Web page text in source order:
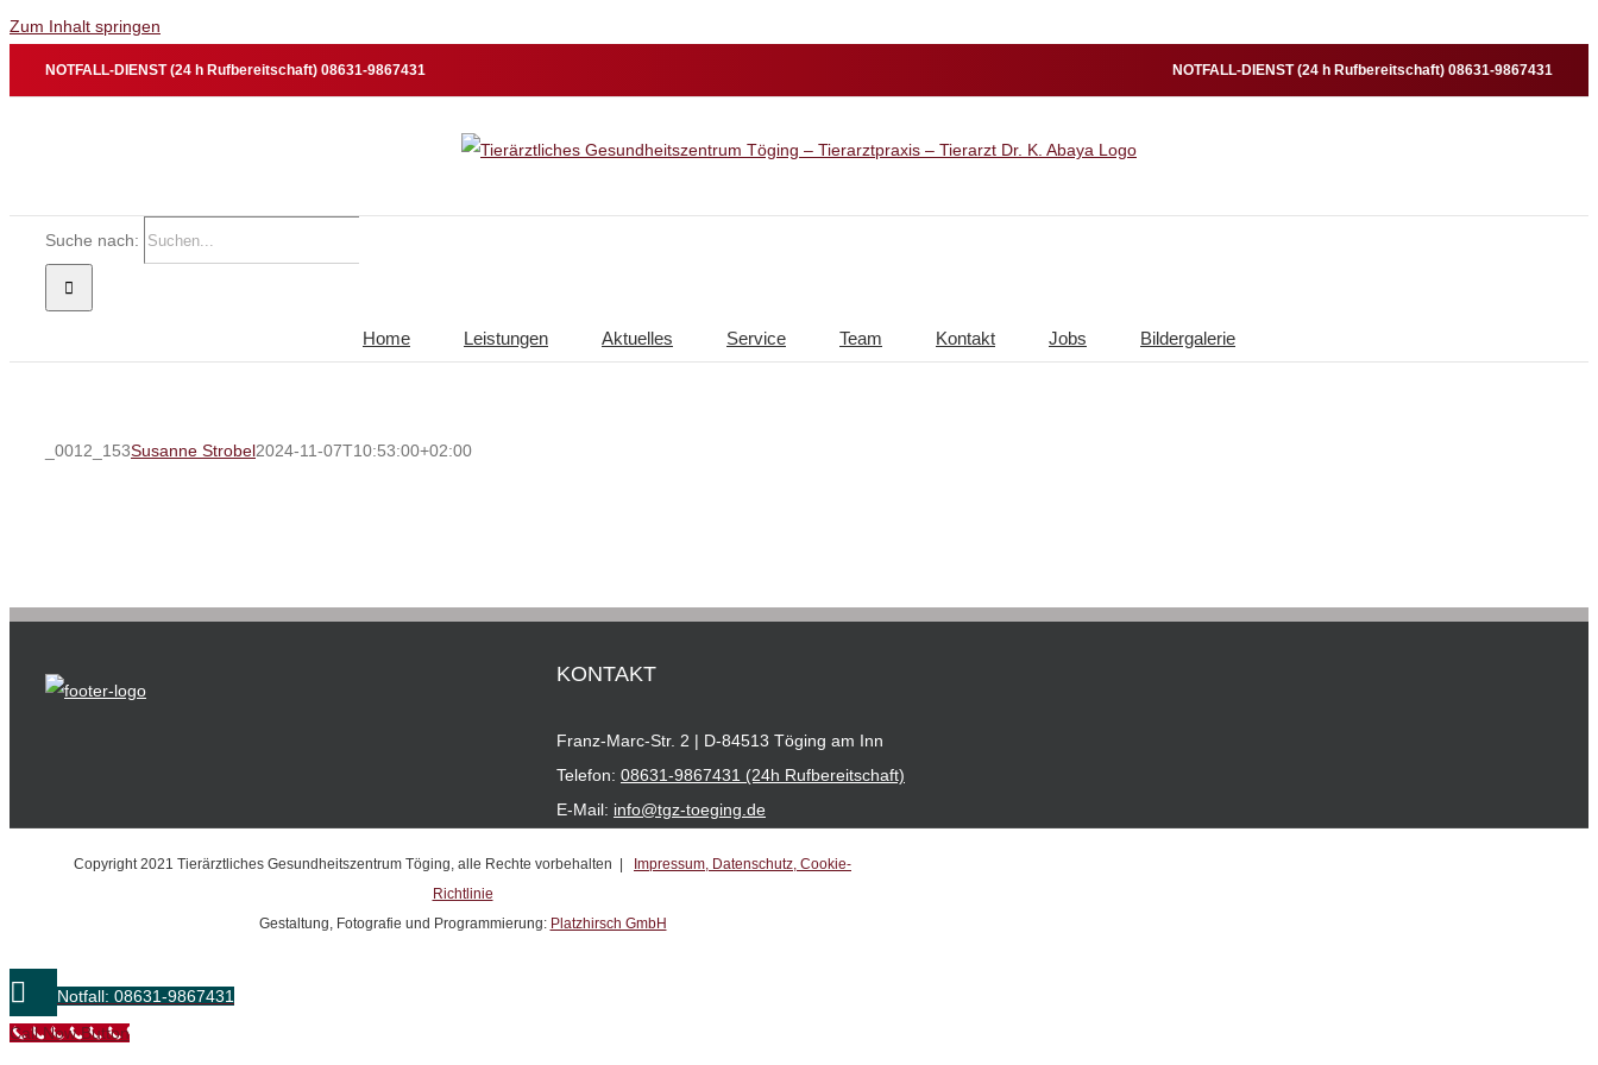
Zum Inhalt springen
NOTFALL-DIENST (24 h Rufbereitschaft) 08631-9867431 NOTFALL-DIENST (24 h Rufbereitschaft) 08631-9867431
Suche nach:
Home Leistungen Aktuelles Service Team Kontakt Jobs Bildergalerie
_0012_153Susanne Strobel2024-11-07T10:53:00+02:00
KONTAKT
Franz-Marc-Str. 2 | D-84513 Töging am Inn
Telefon: 08631-9867431 (24h Rufbereitschaft)
E-Mail: info@tgz-toeging.de
Copyright 2021 Tierärztliches Gesundheitszentrum Töging, alle Rechte vorbehalten | Impressum, Datenschutz, Cookie-
Richtlinie
Gestaltung, Fotografie und Programmierung: Platzhirsch GmbH
Notfall: 08631-9867431
Call Now Button